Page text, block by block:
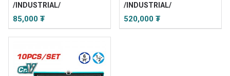
/INDUSTRIAL/
85,000 ₮
/INDUSTRIAL/
520,000 ₮